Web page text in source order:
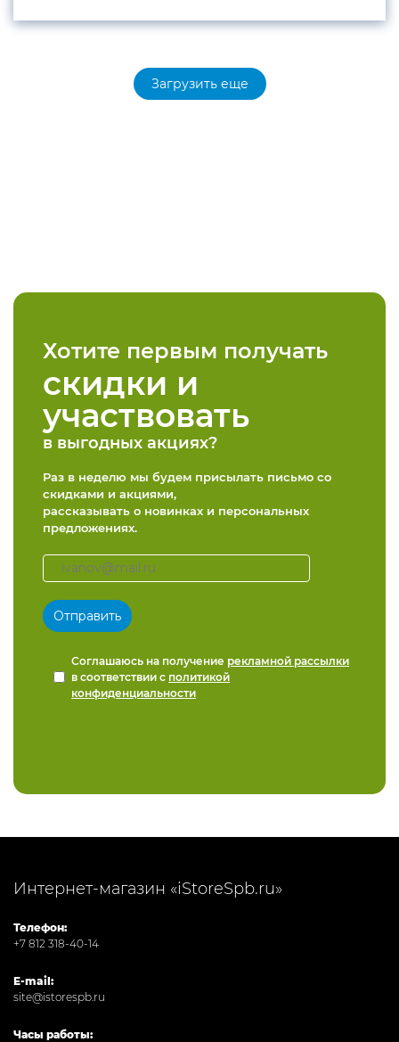
Загрузить еще
Хотите первым получать
скидки и
участвовать
в выгодных акциях?
Раз в неделю мы будем присылать письмо со
скидками и акциями,
рассказывать о новинках и персональных
предложениях.
Соглашаюсь на получение рекламной рассылки
в соответствии с политикой
конфиденциальности
Интернет-магазин «iStoreSpb.ru»
Телефон:
+7 812 318-40-14
E-mail:
site@istorespb.ru
Часы работы: